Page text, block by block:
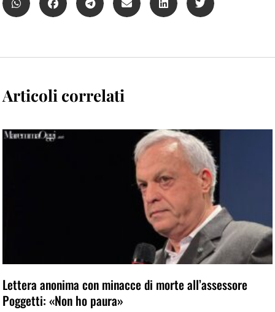
Articoli correlati
Lettera anonima con minacce di morte all’assessore
Poggetti: «Non ho paura»